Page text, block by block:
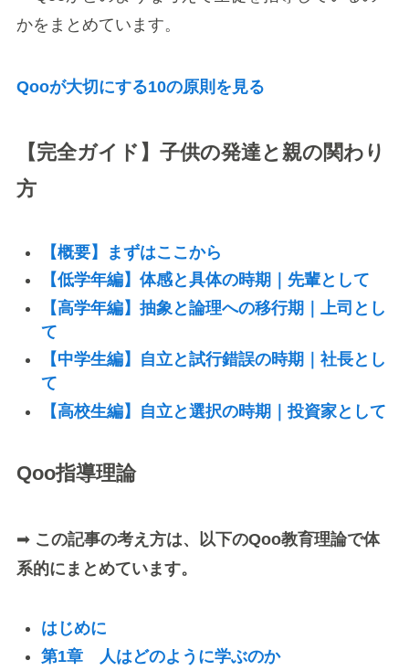
かをまとめています。
Qooが大切にする10の原則を見る
【完全ガイド】子供の発達と親の関わり
方
【概要】まずはここから
【低学年編】体感と具体の時期｜先輩として
【高学年編】抽象と論理への移行期｜上司とし
て
【中学生編】自立と試行錯誤の時期｜社長とし
て
【高校生編】自立と選択の時期｜投資家として
Qoo指導理論
➡ この記事の考え方は、以下のQoo教育理論で体
系的にまとめています。
はじめに
第1章 人はどのように学ぶのか